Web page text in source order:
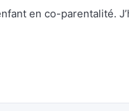
en co-parentalité.